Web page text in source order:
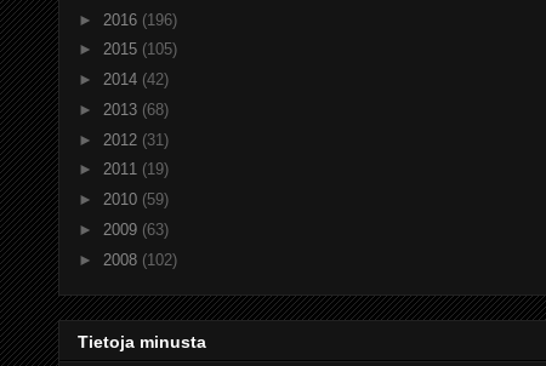
► 2016 (196)
► 2015 (105)
► 2014 (42)
► 2013 (68)
► 2012 (31)
► 2011 (19)
► 2010 (59)
► 2009 (63)
► 2008 (102)
Tietoja minusta